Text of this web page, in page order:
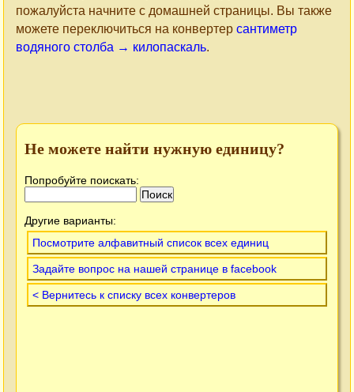
пожалуйста начните с домашней страницы. Вы также
можете переключиться на конвертер сантиметр
водяного столба → килопаскаль.
Не можете найти нужную единицу?
Попробуйте поискать:
Другие варианты:
Посмотрите алфавитный список всех единиц
Задайте вопрос на нашей странице в facebook
< Вернитесь к списку всех конвертеров